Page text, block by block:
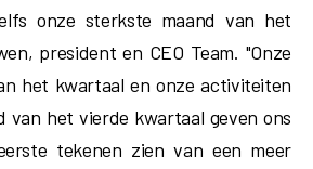
onze sterkste maand van het
president en CEO Team. "Onze
het kwartaal en onze activiteiten
van het vierde kwartaal geven ons
tekenen zien van een meer